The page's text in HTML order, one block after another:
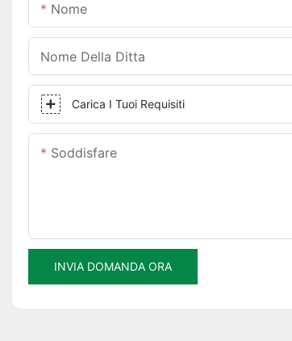
Nome
Nome Della Ditta
Carica I Tuoi Requisiti
Soddisfare
INVIA DOMANDA ORA